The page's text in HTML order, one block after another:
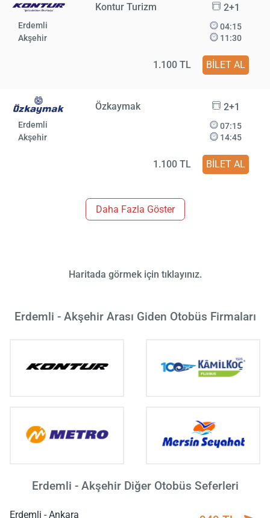
Kontur Turizm 2+1
Erdemli
Akşehir
04:15
11:30
1.100 TL BİLET AL
Özkaymak 2+1
Erdemli
Akşehir
07:15
14:45
1.100 TL BİLET AL
Daha Fazla Göster
Haritada görmek için tıklayınız.
Erdemli - Akşehir Arası Giden Otobüs Firmaları
Erdemli - Akşehir Diğer Otobüs Seferleri
Erdemli - Ankara